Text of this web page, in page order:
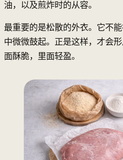
油，以及煎炸时的从容。
最重要的是松散的外衣。它不
中微微鼓起。正是这样，才会
面酥脆，里面轻盈。